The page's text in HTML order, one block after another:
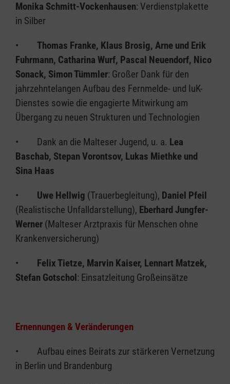
Monika Schmitt-Vockenhausen: Verdienstplakette
in Silber
• Thomas Franke, Klaus Brosig, Arne und Erik
Fuhrmann, Catharina Wurf, Pascal Neuendorf, Nico
Sonack, Simon Tümmler: Großer Dank für den
jahrzehntelangen Aufbau des Fernmelde- und IuK-
Dienstes sowie die engagierte Mitwirkung am
Übergang zu neuen Strukturen und Technologien
• Dank an die Malteser Jugend, u. a. Lea
Baschab, Stepan Vorontsov, Lukas Miethke und
Sina Haas
• Uwe Hellwig (Trauerbegleitung), Daniel Pfeil
(Realistische Unfalldarstellung), Eberhard Jungfer-
Werner (Malteser Arztpraxis für Menschen ohne
Krankenversicherung)
• Felix Tietze, Marvin Kaiser, Lennart Matzek,
Stefan Gotschol: Einsatzleitung Großeinsätze
Ernennungen & Veränderungen
• Aufbau eines Beirats zur stärkeren Vernetzung
in Berlin und Brandenburg